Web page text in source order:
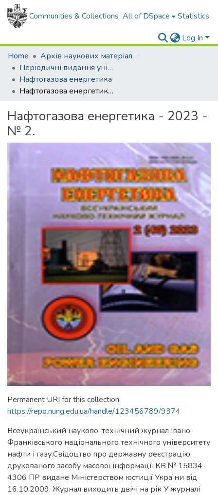
Communities & Collections All of DSpace Statistics
Log In
Home
Архів наукових матеріалів
Періодичні видання університету
Нафтогазова енергетика
Нафтогазова енергетика - 2023 - № 2.
Нафтогазова енергетика - 2023 -
№ 2.
Permanent URI for this collection
https://repo.nung.edu.ua/handle/123456789/9374
Всеукраїнський науково-технічний журнал Івано-
Франківського національного технічного університету
нафти і газу.Свідоцтво про державну реєстрацію
друкованого засобу масової інформації КВ № 15834-
4306 ПР видане Міністерством юстиції України від
16.10.2009. Журнал виходить двічі на рік У журналі